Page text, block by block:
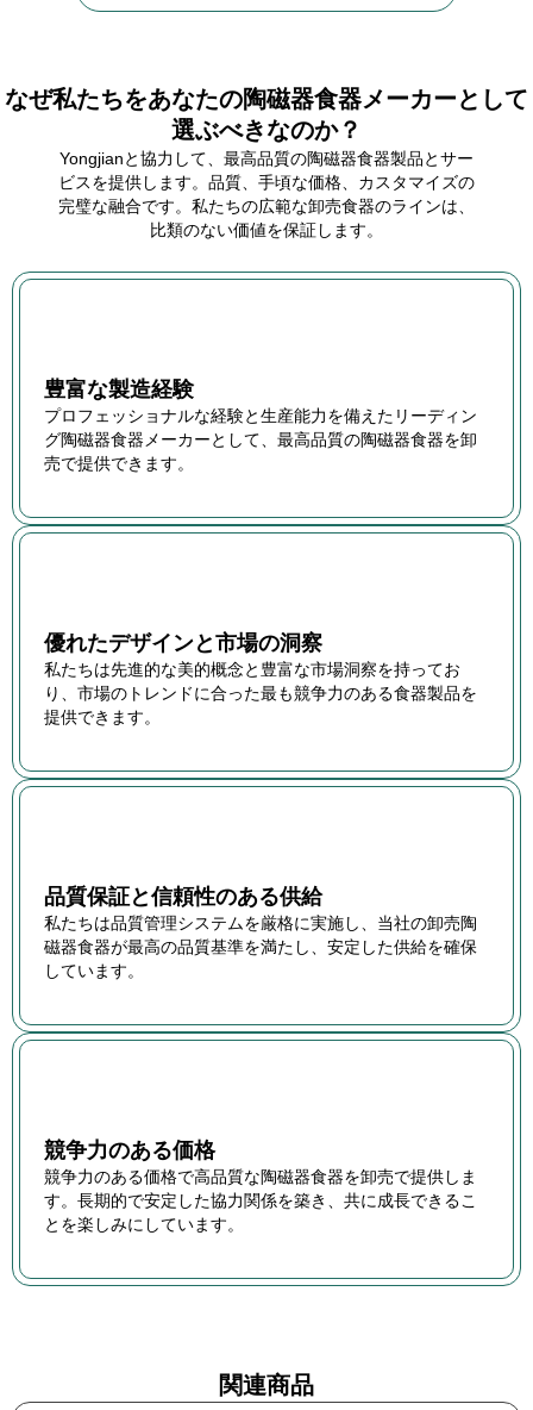
なぜ私たちをあなたの陶磁器食器メーカーとして
選ぶべきなのか？
Yongjianと協力して、最高品質の陶磁器食器製品とサー
ビスを提供します。品質、手頃な価格、カスタマイズの
完璧な融合です。私たちの広範な卸売食器のラインは、
比類のない価値を保証します。
豊富な製造経験
プロフェッショナルな経験と生産能力を備えたリーディン
グ陶磁器食器メーカーとして、最高品質の陶磁器食器を卸
売で提供できます。
優れたデザインと市場の洞察
私たちは先進的な美的概念と豊富な市場洞察を持ってお
り、市場のトレンドに合った最も競争力のある食器製品を
提供できます。
品質保証と信頼性のある供給
私たちは品質管理システムを厳格に実施し、当社の卸売陶
磁器食器が最高の品質基準を満たし、安定した供給を確保
しています。
競争力のある価格
競争力のある価格で高品質な陶磁器食器を卸売で提供しま
す。長期的で安定した協力関係を築き、共に成長できるこ
とを楽しみにしています。
関連商品